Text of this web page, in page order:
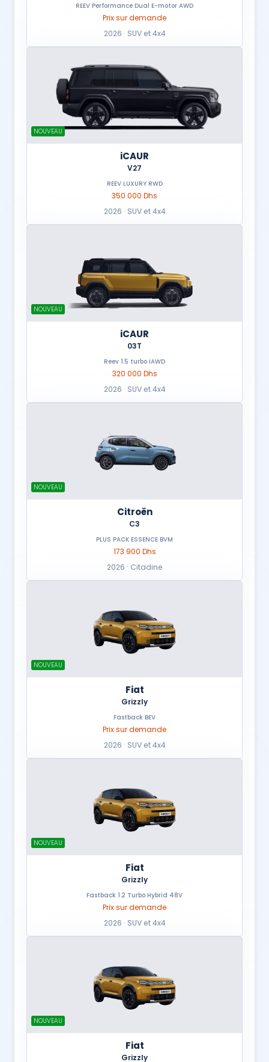
REEV Performance Dual E-motor AWD
Prix sur demande
2026 · SUV et 4x4
NOUVEAU
iCAUR
V27
REEV LUXURY RWD
350 000 Dhs
2026 · SUV et 4x4
NOUVEAU
iCAUR
03T
Reev 1.5 turbo IAWD
320 000 Dhs
2026 · SUV et 4x4
NOUVEAU
Citroën
C3
PLUS PACK ESSENCE BVM
173 900 Dhs
2026 · Citadine
NOUVEAU
Fiat
Grizzly
Fastback BEV
Prix sur demande
2026 · SUV et 4x4
NOUVEAU
Fiat
Grizzly
Fastback 1.2 Turbo Hybrid 48V
Prix sur demande
2026 · SUV et 4x4
NOUVEAU
Fiat
Grizzly